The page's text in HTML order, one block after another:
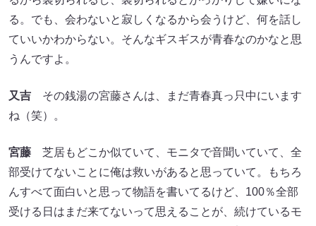
る。でも、会わないと寂しくなるから会うけど、何を話し
ていいかわからない。そんなギスギスが青春なのかなと思
うんですよ。
又吉 その銭湯の宮藤さんは、まだ青春真っ只中にいます
ね（笑）。
宮藤 芝居もどこか似ていて、モニタで音聞いていて、全
部受けてないことに俺は救いがあると思っていて。もちろ
んすべて面白いと思って物語を書いてるけど、100％全部
受ける日はまだ来てないって思えることが、続けているモ